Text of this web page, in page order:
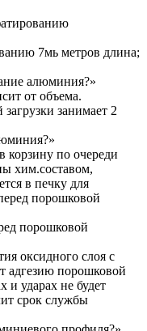
7мь метров длина;
алюминия?»
от объема.
занимает 2
по очереди
хим.составом,
в печку для
порошковой
порошковой
оксидного слоя с
адгезию порошковой
и ударах не будет
срок службы